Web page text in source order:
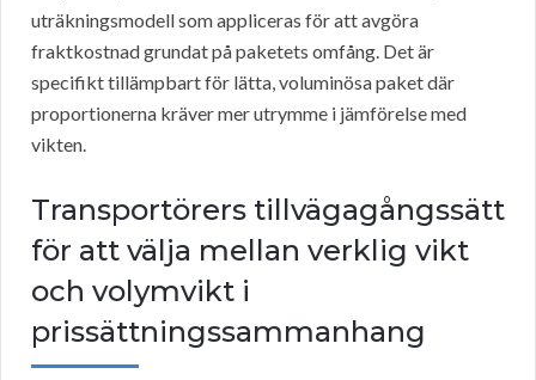
uträkningsmodell som appliceras för att avgöra
fraktkostnad grundat på paketets omfång. Det är
specifikt tillämpbart för lätta, voluminösa paket där
proportionerna kräver mer utrymme i jämförelse med
vikten.
Transportörers tillvägagångssätt
för att välja mellan verklig vikt
och volymvikt i
prissättningssammanhang